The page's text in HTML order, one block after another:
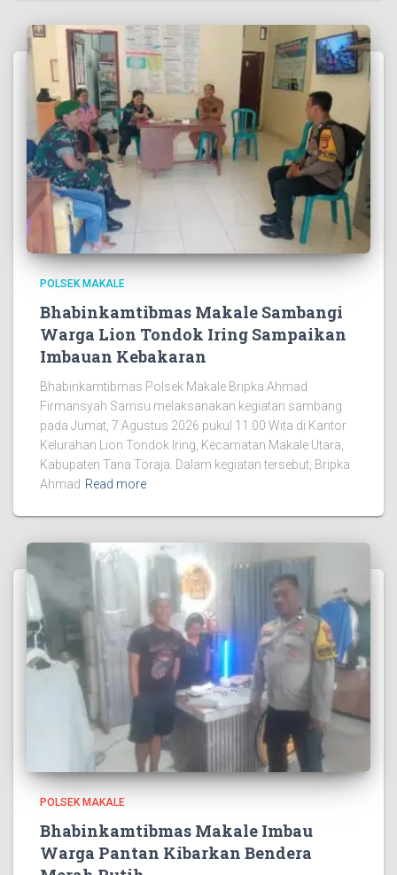
POLSEK MAKALE
Bhabinkamtibmas Makale Sambangi
Warga Lion Tondok Iring Sampaikan
Imbauan Kebakaran
Bhabinkamtibmas Polsek Makale Bripka Ahmad
Firmansyah Samsu melaksanakan kegiatan sambang
pada Jumat, 7 Agustus 2026 pukul 11.00 Wita di Kantor
Kelurahan Lion Tondok Iring, Kecamatan Makale Utara,
Kabupaten Tana Toraja. Dalam kegiatan tersebut, Bripka
Ahmad Read more
POLSEK MAKALE
Bhabinkamtibmas Makale Imbau
Warga Pantan Kibarkan Bendera